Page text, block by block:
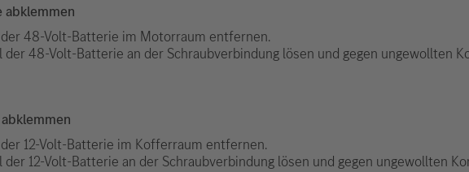
abklemmen
der 48-Volt-Batterie im Motorraum entfernen.
der 48-Volt-Batterie an der Schraubverbindung lösen und gegen ungewollten
der 12-Volt-Batterie im Kofferraum entfernen.
der 12-Volt-Batterie an der Schraubverbindung lösen und gegen ungewollten